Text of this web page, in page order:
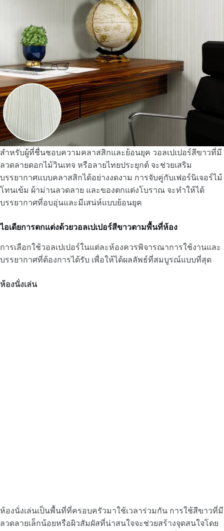
สำหรับผู้ที่ชื่นชอบความคลาสสิกและย้อนยุค วอลเปเปอร์สีขาวที่มี
ลวดลายดอกไม้วินเทจ หรือลายไทยประยุกต์ จะช่วยเสริม
บรรยากาศแบบคลาสสิกได้อย่างงดงาม การจับคู่กับเฟอร์นิเจอร์ไม้
โทนเข้ม ผ้าม่านลวดลาย และของตกแต่งโบราณ จะทำให้ได้
บรรยากาศที่อบอุ่นและมีเสน่ห์แบบย้อนยุค
ไอเดียการตกแต่งด้วยวอลเปเปอร์สีขาวตามพื้นที่ห้อง
การเลือกใช้วอลเปเปอร์ในแต่ละห้องควรพิจารณาการใช้งานและ
บรรยากาศที่ต้องการได้รับ เพื่อให้ได้ผลลัพธ์ที่สมบูรณ์แบบที่สุด
ห้องนั่งเล่น
ห้องนั่งเล่นเป็นพื้นที่ที่ครอบครัวมาใช้เวลาร่วมกัน การใช้สีขาวที่มี
ลวดลายเล็กน้อยหรือผิวสัมผัสที่น่าสนใจจะช่วยสร้างจุดสนใจโดย